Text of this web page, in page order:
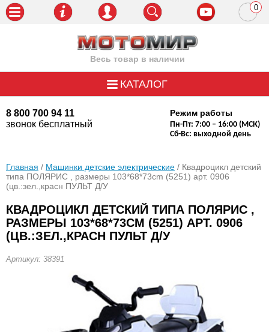
Весь товар в наличии
8 800 700 94 11
звонок бесплатный
Режим работы
Пн-Пт: 7:00 – 16:00 (МСК)
Сб-Вс: выходной день
0
КАТАЛОГ
Главная / Машинки детские электрические / Квадроцикл детский
типа ПОЛЯРИС , размеры 103*68*73cm (5251) арт. 0906
(цв.:зел.,красн ПУЛЬТ Д/У
КВАДРОЦИКЛ ДЕТСКИЙ ТИПА ПОЛЯРИС ,
РАЗМЕРЫ 103*68*73CM (5251) АРТ. 0906
(ЦВ.:ЗЕЛ.,КРАСН ПУЛЬТ Д/У
Артикул: 38391